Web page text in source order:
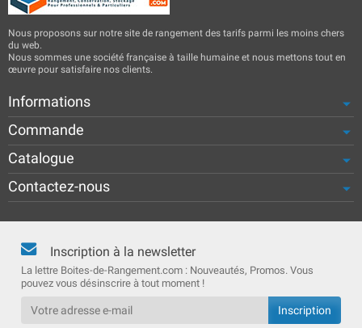
Nous proposons sur notre site de rangement des tarifs parmi les moins chers
du web.
Nous sommes une société française à taille humaine et nous mettons tout en
œuvre pour satisfaire nos clients.
Informations
Commande
Catalogue
Contactez-nous
Inscription à la newsletter
La lettre Boites-de-Rangement.com : Nouveautés, Promos. Vous
pouvez vous désinscrire à tout moment !